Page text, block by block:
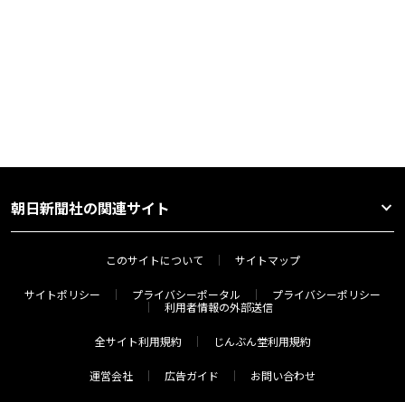
朝日新聞社の関連サイト
このサイトについて サイトマップ
サイトポリシー プライバシーポータル
プライバシーポリシー
利用者情報の外部送信
全サイト利用規約 じんぶん堂利用規約
運営会社 広告ガイド お問い合わせ